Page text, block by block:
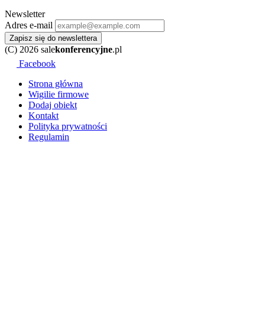
Newsletter
Adres e-mail
Zapisz się do newslettera
(C) 2026 salekonferencyjne.pl
Facebook
Strona główna
Wigilie firmowe
Dodaj obiekt
Kontakt
Polityka prywatności
Regulamin